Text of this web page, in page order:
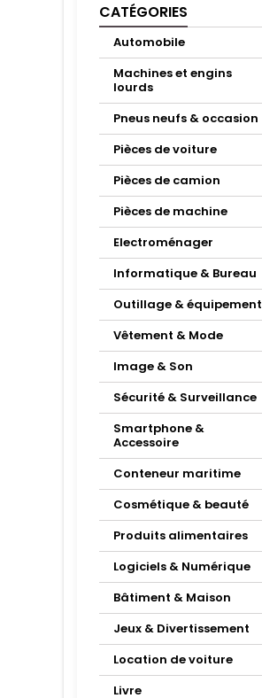
CATÉGORIES
Automobile
Machines et engins
lourds
Pneus neufs & occasion
Pièces de voiture
Pièces de camion
Pièces de machine
Electroménager
Informatique & Bureau
Outillage & équipement
Vêtement & Mode
Image & Son
Sécurité & Surveillance
Smartphone &
Accessoire
Conteneur maritime
Cosmétique & beauté
Produits alimentaires
Logiciels & Numérique
Bâtiment & Maison
Jeux & Divertissement
Location de voiture
Livre